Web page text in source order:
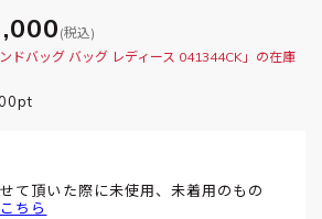
(税込)
ドバッグ バッグ レディース 041344CK」の在庫
て頂いた際に未使用、未着用のもの
ちら